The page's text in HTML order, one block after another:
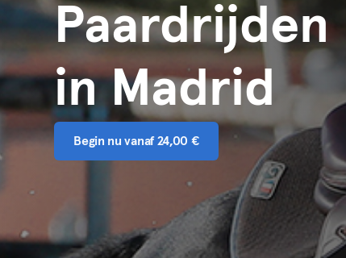
Paardrijden
in Madrid
Begin nu vanaf 24,00 €